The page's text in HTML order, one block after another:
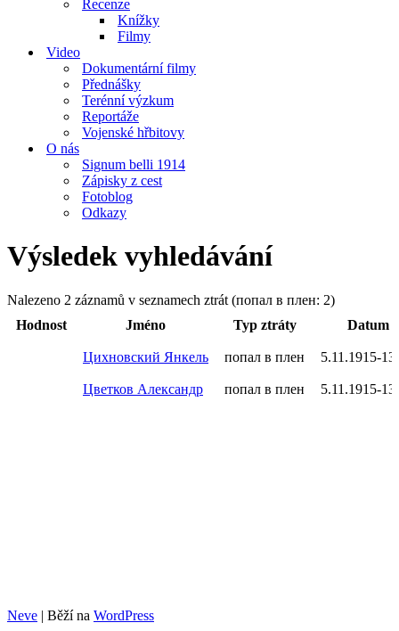
Recenze
Knížky
Filmy
Video
Dokumentární filmy
Přednášky
Terénní výzkum
Reportáže
Vojenské hřbitovy
O nás
Signum belli 1914
Zápisky z cest
Fotoblog
Odkazy
Výsledek vyhledávání
Nalezeno 2 záznamů v seznamech ztrát (попал в плен: 2)
Hodnost
Jméno Typ ztráty Datum
Цихновский Янкель попал в плен 5.11.1915-
Цветков Александр попал в плен 5.11.1915-
Neve | Běží na WordPress